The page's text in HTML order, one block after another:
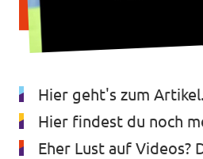
Hier geht's zum Artikel.
Hier findest du noch
Eher Lust auf Videos?